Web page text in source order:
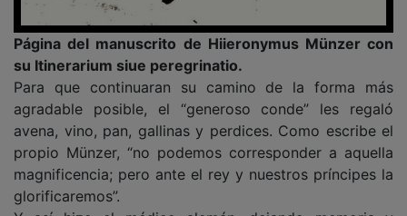
Página del manuscrito de Hiieronymus Münzer con
su Itinerarium siue peregrinatio.
Para que continuaran su camino de la forma más
agradable posible, el “generoso conde” les regaló
avena, vino, pan, gallinas y perdices. Como escribe el
propio Münzer, “no podemos corresponder a aquella
magnificencia; pero ante el rey y nuestros príncipes la
glorificaremos”.
Y así hizo el médico alemán, dejando memoria y